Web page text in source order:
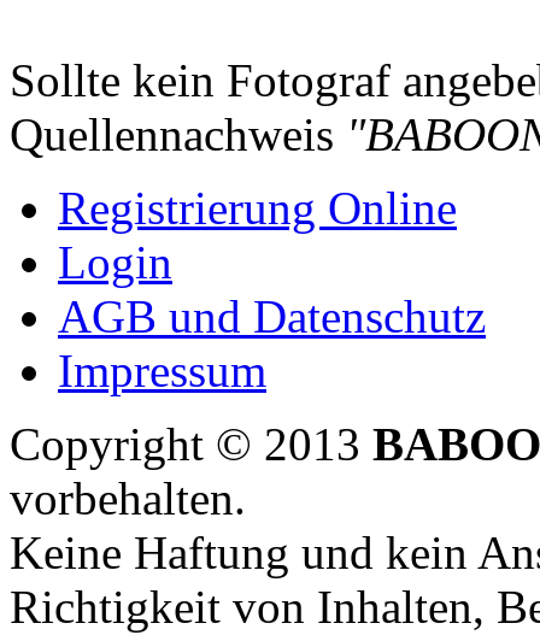
Sollte kein Fotograf
Quellennachweis
Registrierung Online
Login
AGB und Datenschutz
Impressum
Copyright © 2013
vorbehalten.
Keine Haftung und kein
Richtigkeit von Inhalten,